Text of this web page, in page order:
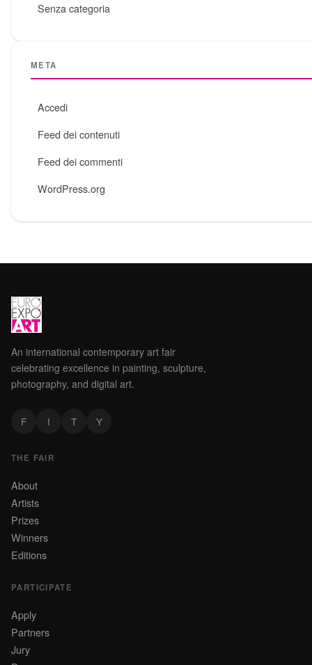
Senza categoria
META
Accedi
Feed dei contenuti
Feed dei commenti
WordPress.org
An international contemporary art fair
celebrating excellence in painting, sculpture,
photography, and digital art.
F I T Y
THE FAIR
About
Artists
Prizes
Winners
Editions
PARTICIPATE
Apply
Partners
Jury